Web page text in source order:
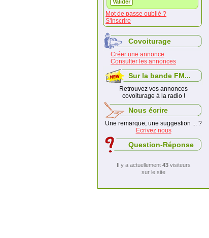
Mot de passe oublié ?
S'inscrire
Covoiturage
Créer une annonce
Consulter les annonces
Sur la bande FM...
Retrouvez vos annonces
covoiturage à la radio !
Nous écrire
Une remarque, une suggestion ... ?
Ecrivez nous
Question-Réponse
Il y a actuellement 43visiteurs
sur le site